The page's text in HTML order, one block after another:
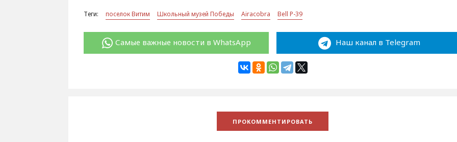
Теги: поселок Витим Школьный музей Победы Airacobra Bell P-39
Самые важные новости в WhatsApp Наш канал в Telegram